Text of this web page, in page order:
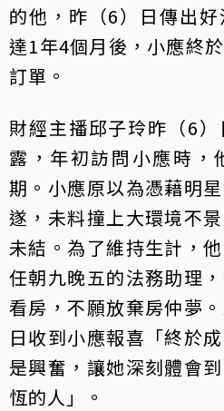
的他，昨（6）日傳出
達1年4個月後，小應終
訂單。
財經主播邱子玲昨（6
露，年初訪問小應時，
期。小應原以為憑藉明
遂，未料撞上大環境不
未結。為了維持生計，
任朝九晚五的法務助理
看房，不願放棄房仲夢
日收到小應報喜「終於
是興奮，讓她深刻體會
恆的人」。